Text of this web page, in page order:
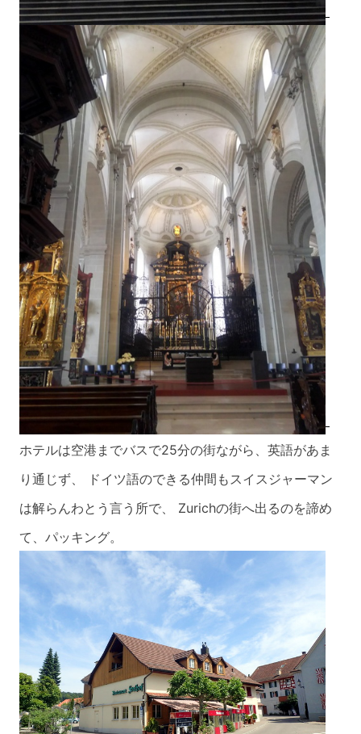
ホテルは空港までバスで25分の街ながら、英語があま
り通じず、 ドイツ語のできる仲間 もスイスジャーマン
は解らんわとう言う所で、 Zurichの街へ出るのを諦め
て、パッキング。